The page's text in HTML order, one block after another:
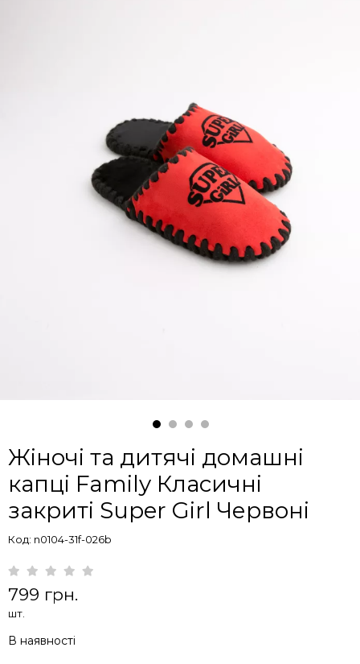
Жіночі та дитячі домашні
капці Family Класичні
закриті Super Girl Червоні
Код: n0104-31f-026b
799 грн.
шт.
В наявності